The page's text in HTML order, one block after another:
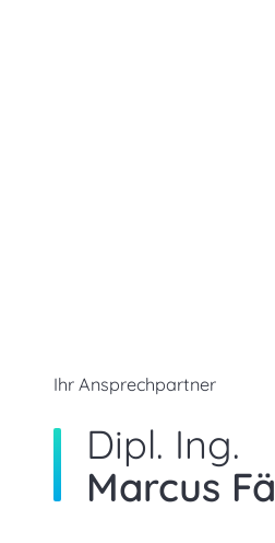
Ihr Ansprechpartner
Dipl. Ing.
Marcus